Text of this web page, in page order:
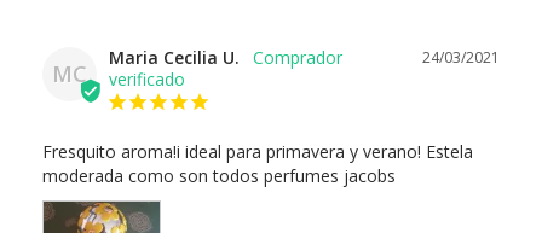
MC
24/03/2021
Maria Cecilia U.
Fresquito aroma!i ideal para primavera y verano! Estela
moderada como son todos perfumes jacobs